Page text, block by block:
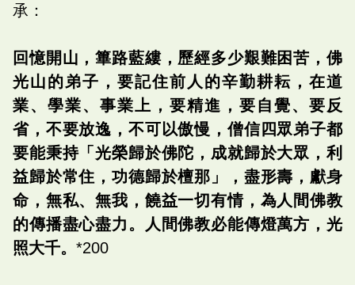
承：
回憶開山，篳路藍縷，歷經多少艱難困苦，佛
光山的弟子，要記住前人的辛勤耕耘，在道
業、學業、事業上，要精進，要自覺、要反
省，不要放逸，不可以傲慢，僧信四眾弟子都
要能秉持「光榮歸於佛陀，成就歸於大眾，利
益歸於常住，功德歸於檀那」，盡形壽，獻身
命，無私、無我，饒益一切有情，為人間佛教
的傳播盡心盡力。人間佛教必能傳燈萬方，光
照大千。 *200